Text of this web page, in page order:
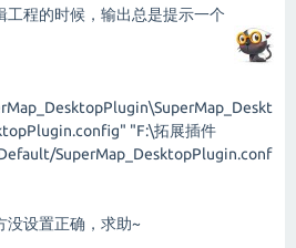
工程的时候，输出总是提示一个
"F:\拓展插件
SuperMap_DesktopPlugin.conf
没设置正确，求助~